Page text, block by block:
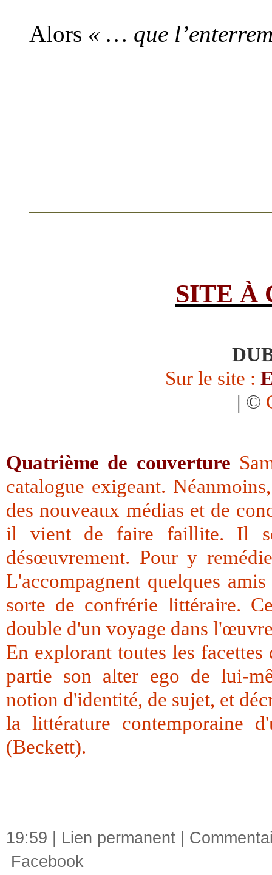
Alors « … que
SITE À
Sur le site :
| ©
Quatrième de couverture
catalogue exigeant.
des nouveaux médias et de
il vient de faire faillite. Il
désœuvrement. Pour y
L'accompagnent quelques
sorte de confrérie littéraire.
double d'un voyage dans
En explorant toutes les
partie son alter ego de lui-
notion d'identité, de sujet, et
la littérature contemporaine
(Beckett).
19:59 | Lien permanent
Facebook